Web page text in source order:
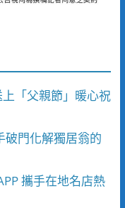
「父親節」暖心祝
破門化解獨居翁的
攜手在地名店熱